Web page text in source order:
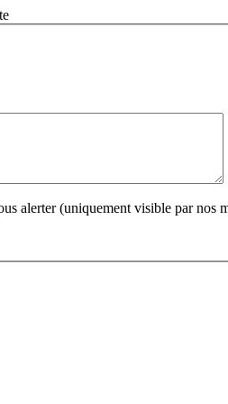
alerter (uniquement visible par nos